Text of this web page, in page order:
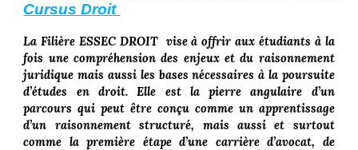
Cursus Droit
La Filière ESSEC DROIT vise à offrir aux étudiants à la
fois une compréhension des enjeux et du raisonnement
juridique mais aussi les bases nécessaires à la poursuite
d’études en droit. Elle est la pierre angulaire d’un
parcours qui peut être conçu comme un apprentissage
d’un raisonnement structuré, mais aussi et surtout
comme la première étape d’une carrière d’avocat, de